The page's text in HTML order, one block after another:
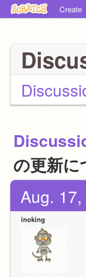
Create
の更新に
Aug.
inoking